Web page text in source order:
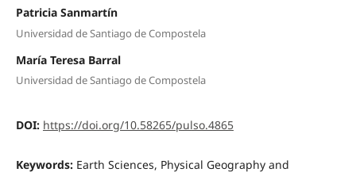
Patricia Sanmartín
Universidad de Santiago de Compostela
María Teresa Barral
Universidad de Santiago de Compostela
DOI: https://doi.org/10.58265/pulso.4865
Keywords: Earth Sciences, Physical Geography and